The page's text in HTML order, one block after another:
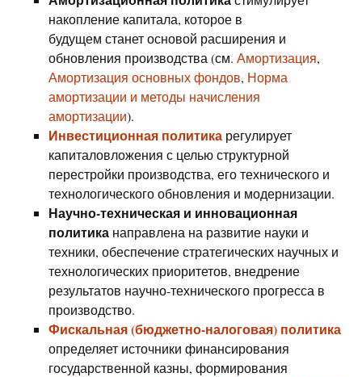
накопление капитала, которое в
будущем станет основой расширения и
обновления производства (см. Амортизация,
Амортизация основных фондов, Норма
амортизации и методы начисления
амортизации).
Инвестиционная политика регулирует
капиталовложения с целью структурной
перестройки производства, его технического и
технологического обновления и модернизации.
Научно-техническая и инновационная
политика направлена на развитие науки и
техники, обеспечение стратегических научных и
технологических приоритетов, внедрение
результатов научно-технического прогресса в
производство.
Фискальная (бюджетно-налоговая) политика
определяет источники финансирования
государственной казны, формирования